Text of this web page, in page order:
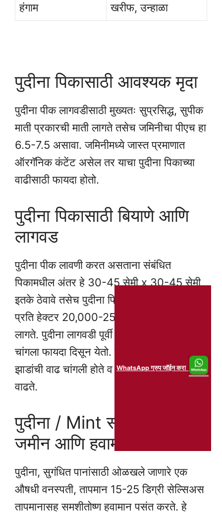
हंगाम
खरीफ, उन्हाळा
पुदीना पिकासाठी आवश्यक मृदा
पुदीना पीक लागवडीसाठी मुख्यतः सुप्रसिद्ध, सुपीक
माती प्रकारची माती लागते तसेच जमिनीचा पीएच हा
6.5-7.5 असावा. जमिनीमध्ये जास्त प्रमाणात
ऑरगॅनिक कंटेंट असेल तर याचा पुदीना पिकाच्या
वाढीसाठी फायदा होतो.
पुदीना पिकासाठी बियाणे आणि
लागवड
पुदीना पीक लावणी करत असताना संबंधित
पिकामधील अंतर हे 30-45 सेमी x 30-45 सेमी
इतके ठेवावे तसेच पुदीना पिकासाठी प्रति हेक्टर
प्रति हेक्टर 20,000-25,000 कटिंग्ज बीज
लागते. पुदीना लागवडी पूर्वी बीज प्रक्रिया केल्यास
चांगला फायदा दिसून येतो. बीज प्रक्रियेच्या मदतीने
झाडांची वाढ चांगली होते व रोगप्रतिकारक क्षमता
वाढते.
पुदीना / Mint साठी आवश्यक
जमीन आणि हवामान
पुदीना, सुगंधित पानांसाठी ओळखले जाणारे एक
औषधी वनस्पती, तापमान 15-25 डिग्री सेल्सिअस
तापमानासह समशीतोष्ण हवामान पसंत करते. हे
WhatsApp ग्रुप जॉईन करा